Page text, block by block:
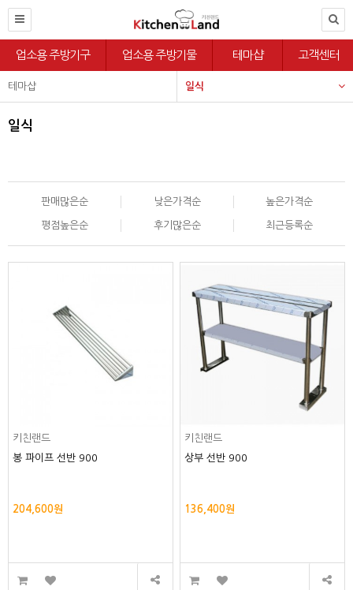
업소용 주방기구 업소용 주방기물 테마샵 고객센터
테마샵 일식
일식
판매많은순 낮은가격순 높은가격순
평점높은순 후기많은순 최근등록순
키친랜드
봉 파이프 선반 900
204,600원
키친랜드
상부 선반 900
136,400원